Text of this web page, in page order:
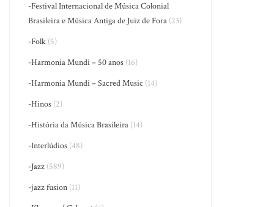
-Festival Internacional de Música Colonial
Brasileira e Música Antiga de Juiz de Fora (23)
-Folk (5)
-Harmonia Mundi – 50 anos (16)
-Harmonia Mundi – Sacred Music (14)
-Hinos (2)
-História da Música Brasileira (14)
-Interlúdios (48)
-Jazz (589)
-jazz fusion (11)